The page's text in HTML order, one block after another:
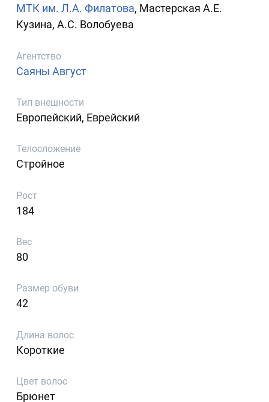
МТК им. Л.А. Филатова, Мастерская А.Е.
Кузина, А.С. Волобуева
Агентство
Саяны Август
Тип внешности
Европейский, Еврейский
Телосложение
Стройное
Рост
184
Вес
80
Размер обуви
42
Длина волос
Короткие
Цвет волос
Брюнет